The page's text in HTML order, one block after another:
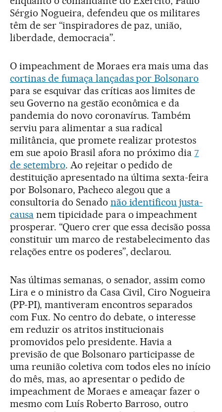
Sérgio Nogueira, defendeu que os militares
têm de ser “inspiradores de paz, união,
liberdade, democracia”.
O impeachment de Moraes era mais uma das
cortinas de fumaça lançadas por Bolsonaro
para se esquivar das críticas aos limites de
seu Governo na gestão econômica e da
pandemia do novo coronavírus. Também
serviu para alimentar a sua radical
militância, que promete realizar protestos
em sue apoio Brasil afora no próximo dia7
de setembro. Ao rejeitar o pedido de
destituição apresentado na última sexta-feira
por Bolsonaro, Pacheco alegou que a
consultoria do Senado não identificou justa-
causanem tipicidade para o impeachment
prosperar. “Quero crer que essa decisão possa
constituir um marco de restabelecimento das
relações entre os poderes”, declarou.
Nas últimas semanas, o senador, assim como
Lira e o ministro da Casa Civil, Ciro Nogueira
(PP-PI), mantiveram encontros separados
com Fux. No centro do debate, o interesse
em reduzir os atritos institucionais
promovidos pelo presidente. Havia a
previsão de que Bolsonaro participasse de
uma reunião coletiva com todos eles no início
do mês, mas, ao apresentar o pedido de
impeachment de Moraes e ameaçar fazer o
mesmo com Luís Roberto Barroso, outro